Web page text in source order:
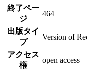
終了ペー
ジ
464
出版タイ
プ
Version of
アクセス
権
open access